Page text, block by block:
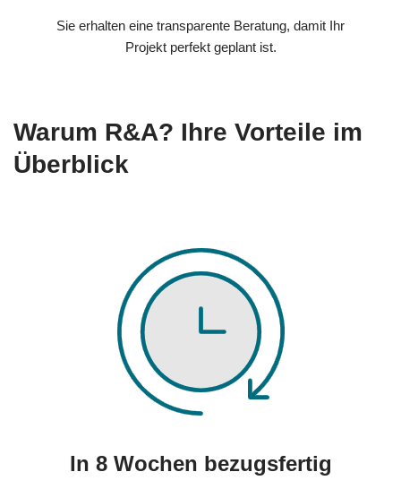
Sie erhalten eine transparente Beratung, damit Ihr
Projekt perfekt geplant ist.
Warum R&A? Ihre Vorteile im
Überblick
In 8 Wochen bezugsfertig